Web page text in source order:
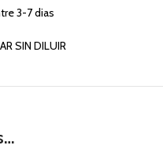
3-7 dias
SIN DILUIR